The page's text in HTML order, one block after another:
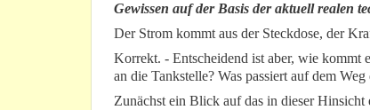
Gewissen auf der Basis der aktuell realen
Der Strom kommt aus der Steckdose, der
Korrekt. - Entscheidend ist aber, wie kommt
an die Tankstelle? Was passiert auf dem Weg
Zunächst ein Blick auf das in dieser